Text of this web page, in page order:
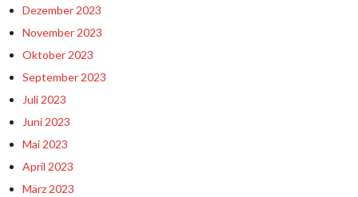
Dezember 2023
November 2023
Oktober 2023
September 2023
Juli 2023
Juni 2023
Mai 2023
April 2023
März 2023